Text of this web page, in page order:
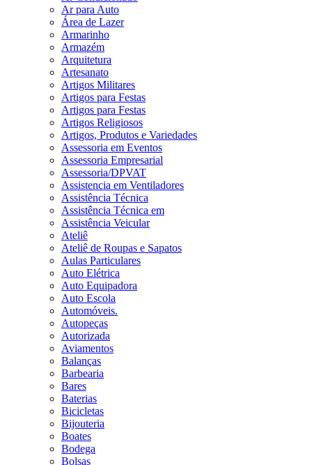
Ar para Auto
Área de Lazer
Armarinho
Armazém
Arquitetura
Artesanato
Artigos Militares
Artigos para Festas
Artigos para Festas
Artigos Religiosos
Artigos, Produtos e Variedades
Assessoria em Eventos
Assessoria Empresarial
Assessoria/DPVAT
Assistencia em Ventiladores
Assistência Técnica
Assistência Técnica em
Assistência Veicular
Ateliê
Ateliê de Roupas e Sapatos
Aulas Particulares
Auto Elétrica
Auto Equipadora
Auto Escola
Automóveis.
Autopeças
Autorizada
Aviamentos
Balanças
Barbearia
Bares
Baterias
Bicicletas
Bijouteria
Boates
Bodega
Bolsas